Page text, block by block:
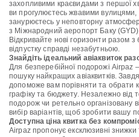
захопливими краєвидами з першої
ви прогулюєтесь жвавими вулицями,
занурюєтесь у неповторну
з Міжнародний аеропорт Баку
Відкривайте нові горизонти разом
відпустку справді незабутньою.
Знайдіть ідеальний авіаквиток
Для безперебійної подорожі
пошуку найкращих авіаквитків.
допоможе вам порівняти та обрати
графіку та бюджету. Незалежно від
подорож чи ретельно організовану
вибір варіантів, щоб зробити вашу
Доступна ціна квитка без
Airpaz пропонує ексклюзивні знижки